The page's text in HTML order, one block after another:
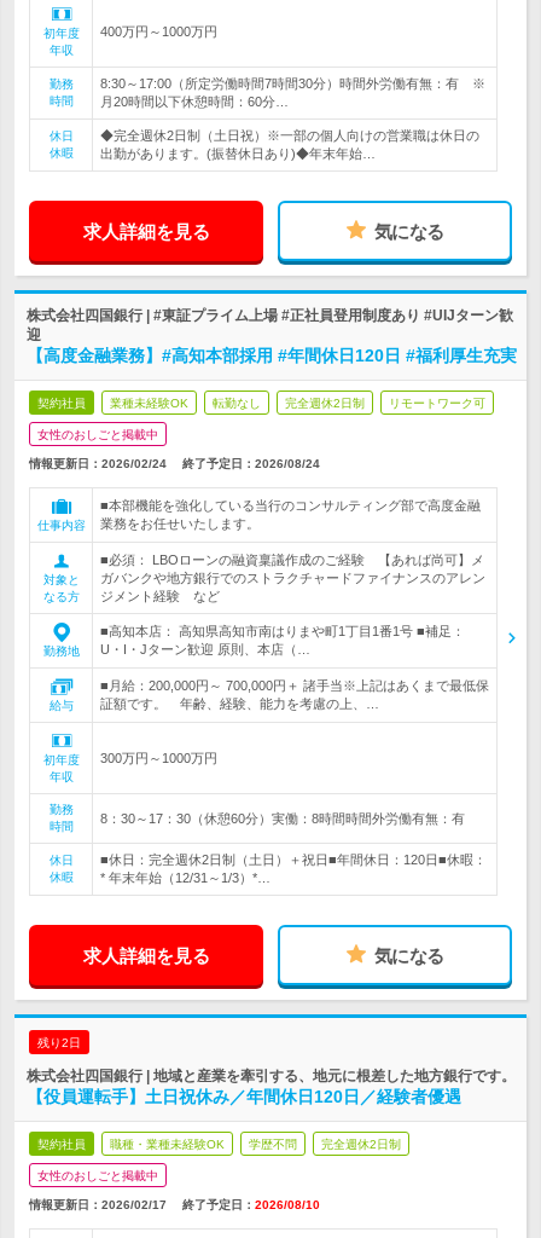
初年度
年収
400万円～1000万円
勤務
時間
8:30～17:00（所定労働時間7時間30分）時間外労働有無：有 ※
月20時間以下休憩時間：60分…
休日
休暇
◆完全週休2日制（土日祝）※一部の個人向けの営業職は休日の
出勤があります。(振替休日あり)◆年末年始…
求人詳細を見る 気になる
株式会社四国銀行 | #東証プライム上場 #正社員登用制度あり #UIJターン歓
迎
【高度金融業務】#高知本部採用 #年間休日120日 #福利厚生充実
契約社員 業種未経験OK 転勤なし 完全週休2日制 リモートワーク可
女性のおしごと掲載中
情報更新日：2026/02/24 終了予定日： 2026/08/24
仕事内容
■本部機能を強化している当行のコンサルティング部で高度金融
業務をお任せいたします。
対象と
なる方
■必須： LBOローンの融資稟議作成のご経験 【あれば尚可】メ
ガバンクや地方銀行でのストラクチャードファイナンスのアレン
ジメント経験 など
勤務地
■高知本店： 高知県高知市南はりまや町1丁目1番1号 ■補足：
U・I・Jターン歓迎 原則、本店（…
給与
■月給：200,000円～ 700,000円＋ 諸手当※上記はあくまで最低保
証額です。 年齢、経験、能力を考慮の上、…
初年度
年収
300万円～1000万円
勤務
時間
8：30～17：30（休憩60分）実働：8時間時間外労働有無：有
休日
休暇
■休日：完全週休2日制（土日）＋祝日■年間休日：120日■休暇：
* 年末年始（12/31～1/3）*…
求人詳細を見る 気になる
残り2日
株式会社四国銀行 | 地域と産業を牽引する、地元に根差した地方銀行です。
【役員運転手】土日祝休み／年間休日120日／経験者優遇
契約社員 職種・業種未経験OK 学歴不問 完全週休2日制
女性のおしごと掲載中
情報更新日：2026/02/17 終了予定日： 2026/08/10